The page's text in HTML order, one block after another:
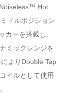
Hot
ドルポジション
ーを搭載し、
ミックレンジを
よりDouble Tap
イルとして使用